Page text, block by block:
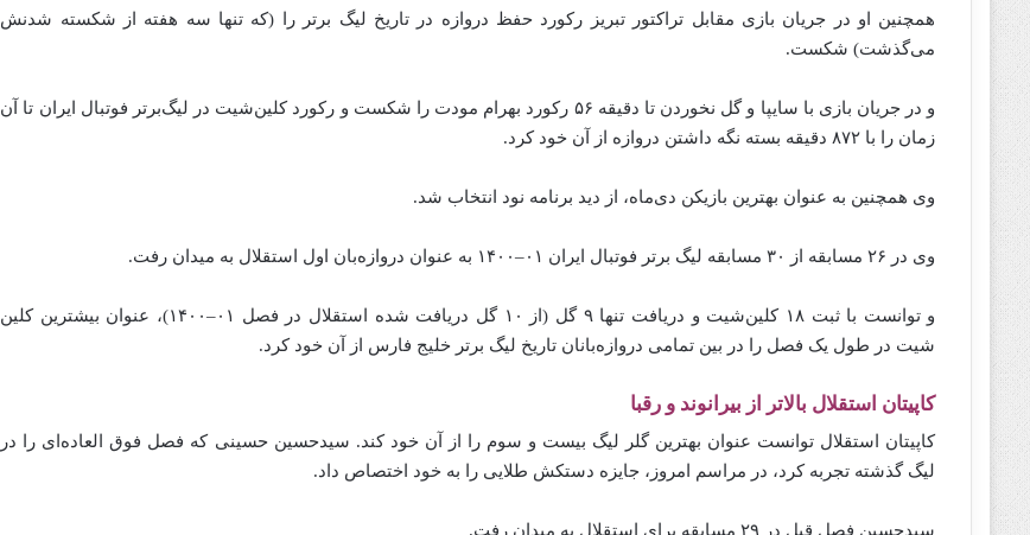
همچنین او در جریان بازی مقابل تراکتور تبریز رکورد حفظ دروازه در تاریخ لیگ برتر را (که تنها سه هفته از شکسته شدنش
می‌گذشت) شکست.
و در جریان بازی با سایپا و گل نخوردن تا دقیقه ۵۶ رکورد بهرام مودت را شکست و رکورد کلین‌شیت در لیگ‌برتر فوتبال ایران تا آن
زمان را با ۸۷۲ دقیقه بسته‌ نگه‌ داشتن‌‌‌ دروازه از آن خود کرد.
وی همچنین به عنوان بهترین بازیکن دی‌ماه، از دید برنامه نود انتخاب شد.
وی در ۲۶ مسابقه از ۳۰ مسابقه لیگ برتر فوتبال ایران ۰۱–۱۴۰۰ به عنوان دروازه‌بان اول استقلال به میدان رفت.
و توانست با ثبت ۱۸ کلین‌شیت و دریافت تنها ۹ گل (از ۱۰ گل دریافت شده استقلال در فصل ۰۱–۱۴۰۰)، عنوان بیشترین کلین‌
شیت در طول یک فصل را در بین تمامی دروازه‌بانان تاریخ لیگ برتر خلیج فارس از آن خود کرد.
کاپیتان استقلال بالاتر از بیرانوند و رقبا
کاپیتان استقلال توانست عنوان بهترین گلر لیگ بیست و سوم را از آن خود کند. سیدحسین حسینی که فصل فوق العاده‌ای را در
لیگ گذشته تجربه کرد، در مراسم امروز، جایزه دستکش طلایی را به خود اختصاص داد.
سیدحسین فصل قبل در ۲۹ مسابقه برای استقلال به میدان رفت.